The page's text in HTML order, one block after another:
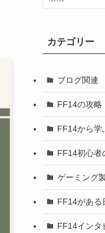
カテゴリー
ブログ関連
FF14の攻略
FF14から学
FF14初心者
ゲーミング
FF14がある
FF14インタ